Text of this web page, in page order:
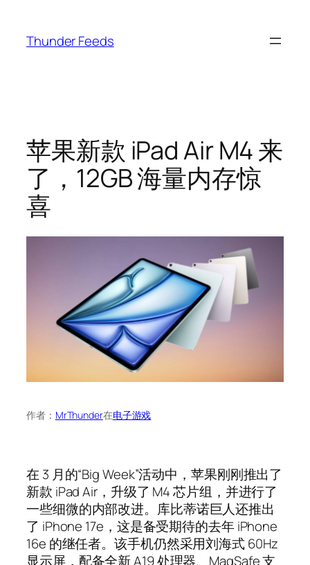
Thunder Feeds
苹果新款 iPad Air M4 来
了，12GB 海量内存惊
喜
作者： MrThunder在电子游戏
在 3 月的“Big Week”活动中，苹果刚刚推出了
新款 iPad Air，升级了 M4 芯片组，并进行了
一些细微的内部改进。库比蒂诺巨人还推出
了 iPhone 17e，这是备受期待的去年 iPhone
16e 的继任者。该手机仍然采用刘海式 60Hz
显示屏，配备全新 A19 处理器、MagSafe 支